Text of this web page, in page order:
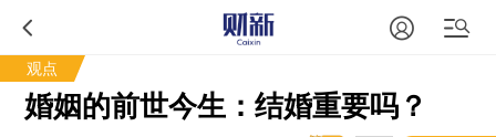
观点
婚姻的前世今生：结婚重要吗？